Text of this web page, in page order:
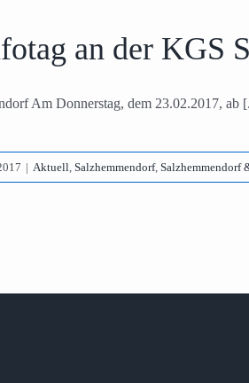
an der KGS
Am Donnerstag, dem 23.02.2017, ab
| Aktuell, Salzhemmendorf, Salzhemmendorf